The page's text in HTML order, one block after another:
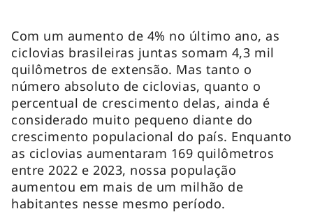
Com um aumento de 4% no último ano, as
ciclovias brasileiras juntas somam 4,3 mil
quilômetros de extensão. Mas tanto o
número absoluto de ciclovias, quanto o
percentual de crescimento delas, ainda é
considerado muito pequeno diante do
crescimento populacional do país. Enquanto
as ciclovias aumentaram 169 quilômetros
entre 2022 e 2023, nossa população
aumentou em mais de um milhão de
habitantes nesse mesmo período.